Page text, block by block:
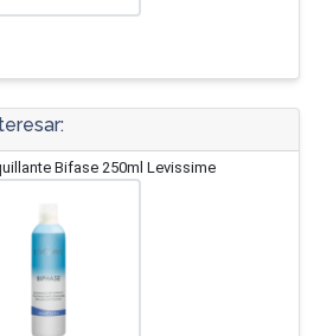
Bifase 250ml Levissime